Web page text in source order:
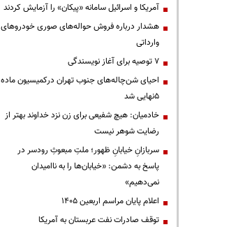
آمریکا و اسرائیل سامانه «پیکان» را آزمایش کردند
هشدار درباره فروش حواله‌های صوری خودروهای
وارداتی
۷ توصیه برای آغاز نویسندگی
احیای شن‌چاله‌های جنوب تهران درکمیسیون ماده
۵نهایی شد
خادمیان: هیچ شفیعی برای زن نزد خداوند بهتر از
رضایت شوهر نیست
سربازانِ خیابانِ ظهور؛ ملتِ مبعوثِ رودسر در
پاسخ به دشمن: «خیابان‌ها را به ناامیدان
نمی‌دهیم»
اعلام پایان مراسم اربعین ۱۴۰۵
توقف صادرات نفت عربستان به آمریکا